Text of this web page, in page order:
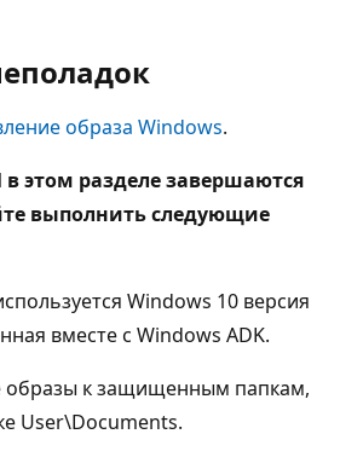
образа Windows.
этом разделе завершаются
выполнить следующие
Windows 10 версия
вместе с Windows ADK.
образы к защищенным папкам,
User\Documents.